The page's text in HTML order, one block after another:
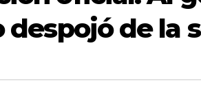
despojó de la